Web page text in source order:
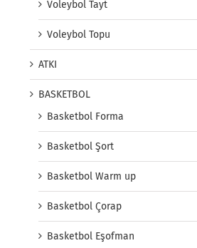
Voleybol Tayt
Voleybol Topu
ATKI
BASKETBOL
Basketbol Forma
Basketbol Şort
Basketbol Warm up
Basketbol Çorap
Basketbol Eşofman